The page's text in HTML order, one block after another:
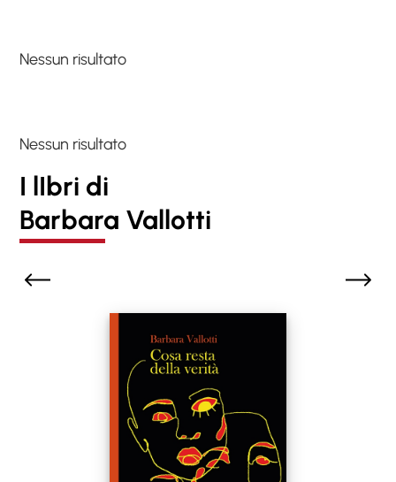
Nessun risultato
Nessun risultato
I lIbri di
Barbara Vallotti